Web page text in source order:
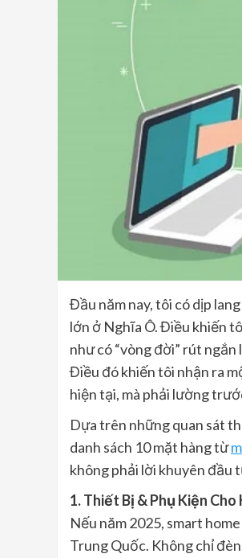
Đầu năm nay, tôi có dịp
lớn ở Nghĩa Ô. Điều khiến
như có “vòng đời” rút ngắn
Điều đó khiến tôi nhận ra
hiện tại, mà phải lường
Dựa trên những quan sát
danh sách 10 mặt hàng từ
không phải lời khuyên đầu
1. Thiết Bị & Phụ Kiện
Nếu năm 2025, smart
Trung Quốc. Không chỉ